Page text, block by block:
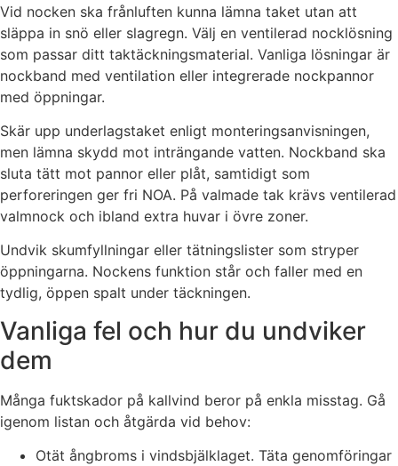
Vid nocken ska frånluften kunna lämna taket utan att
släppa in snö eller slagregn. Välj en ventilerad nocklösning
som passar ditt taktäckningsmaterial. Vanliga lösningar är
nockband med ventilation eller integrerade nockpannor
med öppningar.
Skär upp underlagstaket enligt monteringsanvisningen,
men lämna skydd mot inträngande vatten. Nockband ska
sluta tätt mot pannor eller plåt, samtidigt som
perforeringen ger fri NOA. På valmade tak krävs ventilerad
valmnock och ibland extra huvar i övre zoner.
Undvik skumfyllningar eller tätningslister som stryper
öppningarna. Nockens funktion står och faller med en
tydlig, öppen spalt under täckningen.
Vanliga fel och hur du undviker
dem
Många fuktskador på kallvind beror på enkla misstag. Gå
igenom listan och åtgärda vid behov:
Otät ångbroms i vindsbjälklaget. Täta genomföringar